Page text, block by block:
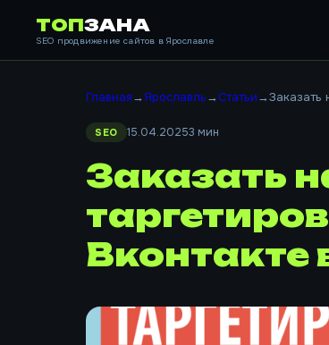
ТОПЗАНА
SEO продвижение сайтов в Ярославле
Главная→Ярославль→Статьи→Заказать
SEO 15.04.20253 мин
Заказать
Вконтакте